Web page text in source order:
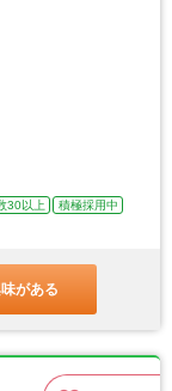
30以上
積極採用中
がある